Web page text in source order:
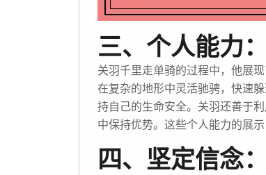
三、个人能力
关羽千里走单骑的过程中，他展
在复杂的地形中灵活驰骋，快速
持自己的生命安全。关羽还善于
中保持优势。这些个人能力的展
四、坚定信念